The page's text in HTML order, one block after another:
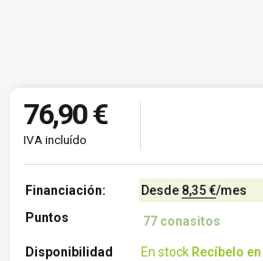
76,90 €
IVA incluído
Financiación: Desde 8,35 €/mes
Puntos
77conasitos
Disponibilidad En stock Recíbelo